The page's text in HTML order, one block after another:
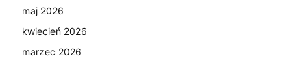
maj 2026
kwiecień 2026
marzec 2026